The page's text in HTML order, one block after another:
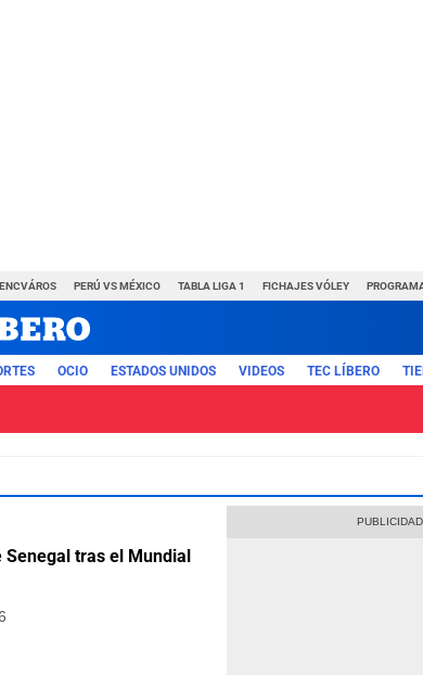
PERÚ VS MÉXICO TABLA LIGA 1 FICHAJES VÓLEY
OCIO ESTADOS UNIDOS VIDEOS TEC LÍBERO
tras el Mundial